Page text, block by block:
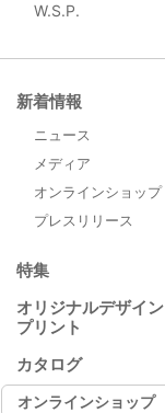
新着情報
ニュース
メディア
オンラインショップ
プレスリリース
特集
オリジナルデザイン
プリント
カタログ
オンラインショップ
W.S.P.